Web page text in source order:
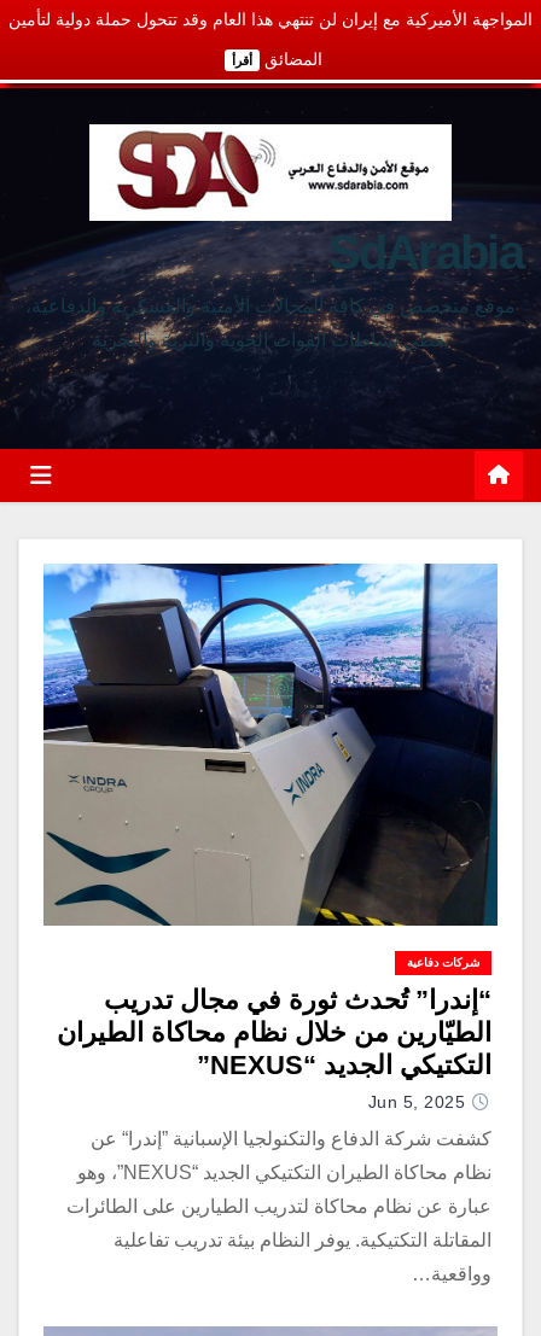
المواجهة الأميركية مع إيران لن تنتهي هذا العام وقد تتحول حملة دولية لتأمين
المضائق أقرأ
SdArabia
موقع متخصص في كافة المجالات الأمنية والعسكرية والدفاعية،
يغطي نشاطات القوات الجوية والبرية والبحرية
شركات دفاعية
“إندرا” تُحدث ثورة في مجال تدريب
الطيّارين من خلال نظام محاكاة الطيران
التكتيكي الجديد “NEXUS”
Jun 5, 2025
كشفت شركة الدفاع والتكنولجيا الإسبانية ”إندرا“ عن
نظام محاكاة الطيران التكتيكي الجديد “NEXUS”، وهو
عبارة عن نظام محاكاة لتدريب الطيارين على الطائرات
المقاتلة التكتيكية. يوفر النظام بيئة تدريب تفاعلية
وواقعية…